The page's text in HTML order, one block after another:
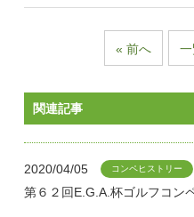
« 前へ
関連記事
2020/04/05 コンペヒストリー
第６２回E.G.A.杯ゴルフコン